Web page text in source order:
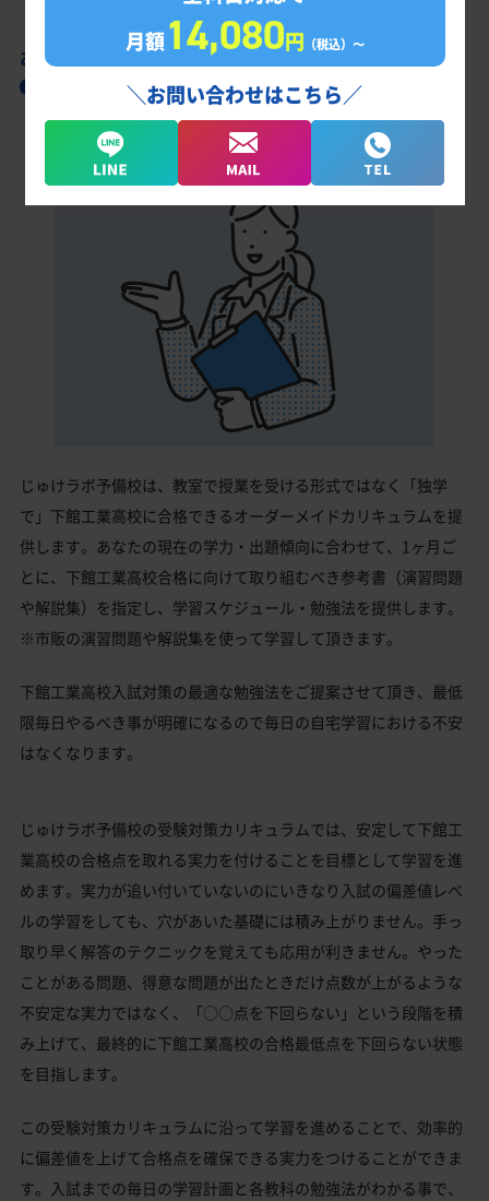
あなただけの学習計画だから成果が出る！
下館工業高校合格に向けた受験対策カリキュ
ラム
じゅけラボ予備校は、教室で授業を受ける形式ではなく「独学
で」下館工業高校に合格できるオーダーメイドカリキュラムを提
供します。あなたの現在の学力・出題傾向に合わせて、1ヶ月ご
とに、下館工業高校合格に向けて取り組むべき参考書（演習問題
や解説集）を指定し、学習スケジュール・勉強法を提供します。
※市販の演習問題や解説集を使って学習して頂きます。
下館工業高校入試対策の最適な勉強法をご提案させて頂き、最低
限毎日やるべき事が明確になるので毎日の自宅学習における不安
はなくなります。
じゅけラボ予備校の受験対策カリキュラムでは、安定して下館工
業高校の合格点を取れる実力を付けることを目標として学習を進
めます。実力が追い付いていないのにいきなり入試の偏差値レベ
ルの学習をしても、穴があいた基礎には積み上がりません。手っ
取り早く解答のテクニックを覚えても応用が利きません。やった
ことがある問題、得意な問題が出たときだけ点数が上がるような
不安定な実力ではなく、「○○点を下回らない」という段階を積
み上げて、最終的に下館工業高校の合格最低点を下回らない状態
を目指します。
この受験対策カリキュラムに沿って学習を進めることで、効率的
に偏差値を上げて合格点を確保できる実力をつけることができま
す。入試までの毎日の学習計画と各教科の勉強法がわかる事で、
月額14,080円 （税込）〜
＼お問い合わせはこちら／